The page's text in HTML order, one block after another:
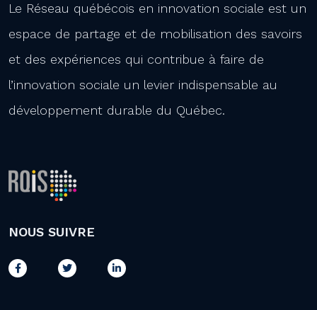
Le Réseau québécois en innovation sociale est un
espace de partage et de mobilisation des savoirs
et des expériences qui contribue à faire de
l’innovation sociale un levier indispensable au
développement durable du Québec.
NOUS SUIVRE